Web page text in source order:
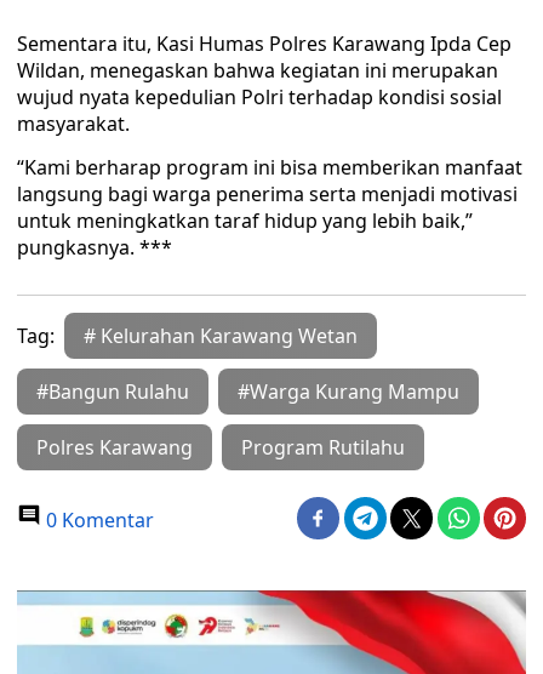
Sementara itu, Kasi Humas Polres Karawang Ipda Cep
Wildan, menegaskan bahwa kegiatan ini merupakan
wujud nyata kepedulian Polri terhadap kondisi sosial
masyarakat.
“Kami berharap program ini bisa memberikan manfaat
langsung bagi warga penerima serta menjadi motivasi
untuk meningkatkan taraf hidup yang lebih baik,”
pungkasnya. ***
Tag: # Kelurahan Karawang Wetan
#Bangun Rulahu #Warga Kurang Mampu
Polres Karawang Program Rutilahu
0 Komentar